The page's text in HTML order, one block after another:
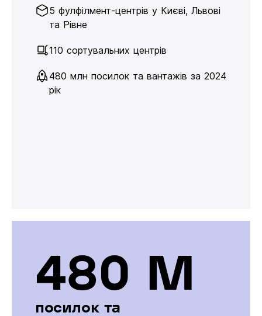
5 фулфілмент-центрів у Києві, Львові
та Рівне
110 сортувальних центрів
480 млн посилок та вантажів за 2024
рік
480 М
посилок та